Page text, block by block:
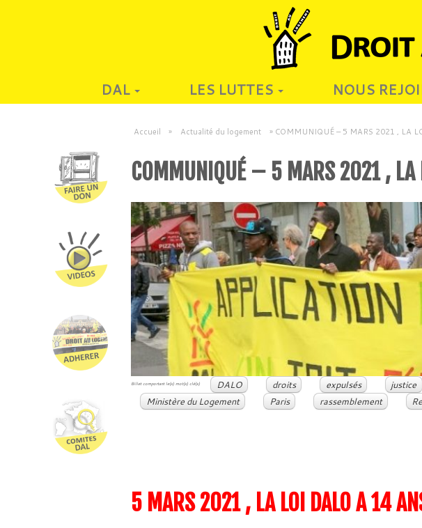
DAL LES LUTTES NOUS
Accueil » Actualité du logement » COMMUNIQUÉ – 5 MARS 2021 , LA
COMMUNIQUÉ – 5 MARS 2021 , LA
Billet comportant le(s) mot(s) clé(s) DALO droits expulsés justice
Ministère du Logement
Paris rassemblement
5 MARS 2021 , LA LOI DALOA 14